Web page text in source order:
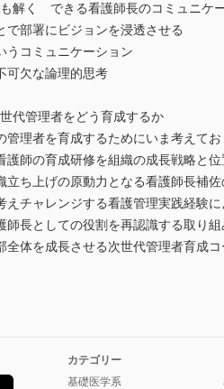
も解く できる看護師長のコミュニケ
部署にビジョンを浸透させる
コミュニケーション
欠な論理的思考
代管理者をどう育成するか
理者を育成するためにいま考えてお
の育成研修を組織の成長戦略と位
上げの原動力となる看護師長補佐
ャレンジする看護管理実践経験に
としての役割を再認識する取り組
を成長させる次世代管理者育成コ
カテゴリー
基礎医学系